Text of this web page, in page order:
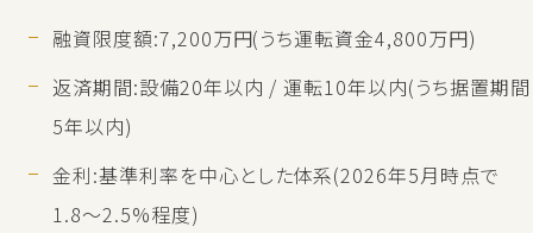
融資限度額:7,200万円(うち運転資金4,800万円)
返済期間:設備20年以内 / 運転10年以内(うち据置期間
5年以内)
金利:基準利率を中心とした体系(2026年5月時点で
1.8〜2.5%程度)